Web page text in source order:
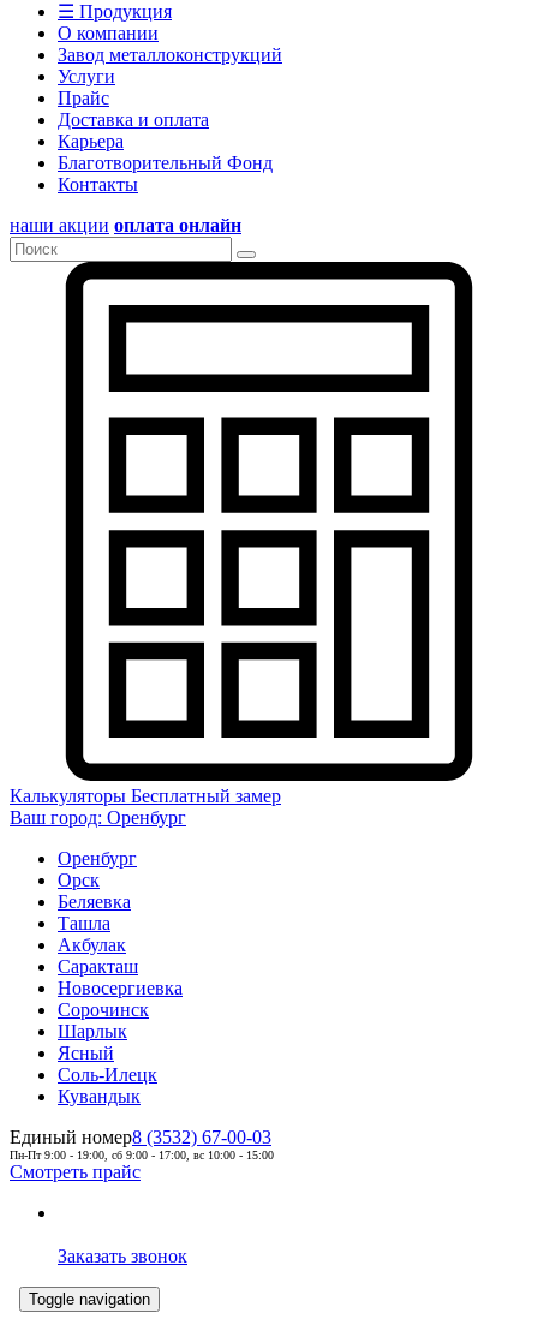
☰ Продукция
О компании
Завод металлоконструкций
Услуги
Прайс
Доставка и оплата
Карьера
Благотворительный Фонд
Контакты
наши акции оплата онлайн
Калькуляторы Бесплатный замер
Ваш город: Оренбург
Оренбург
Орск
Беляевка
Ташла
Акбулак
Саракташ
Новосергиевка
Сорочинск
Шарлык
Ясный
Соль-Илецк
Кувандык
Единый номер8 (3532) 67-00-03
Пн-Пт 9:00 - 19:00, сб 9:00 - 17:00, вс 10:00 - 15:00
Смотреть прайс
Заказать звонок
Toggle navigation